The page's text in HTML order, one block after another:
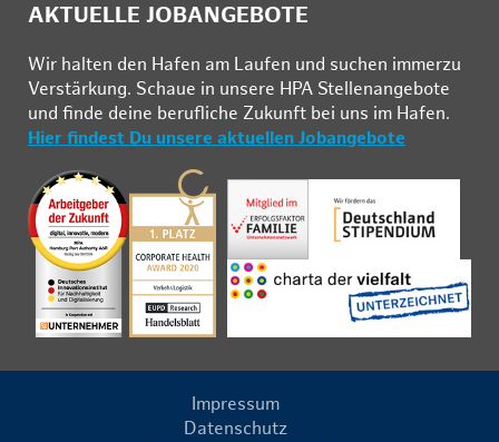
AKTUELLE JOBANGEBOTE
Wir hal­ten den Ha­fen am Lau­fen und su­chen im­mer­zu
Ver­stär­kung. Schau­e in un­se­re HPA Stel­len­an­ge­bo­te
und fin­de deine be­ruf­li­che Zu­kunft bei uns im Ha­fen.
Hier findest Du unsere aktuellen Jobangebote
Impressum
Datenschutz